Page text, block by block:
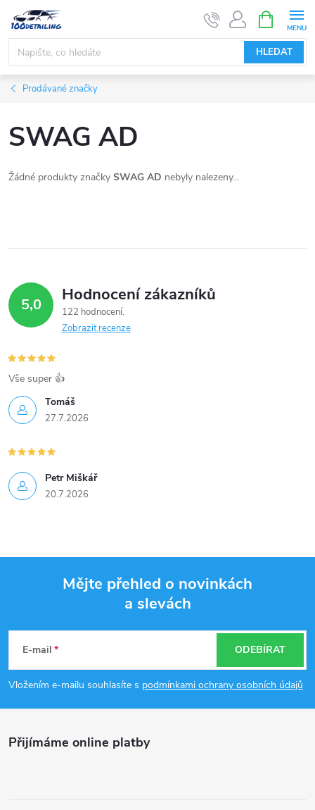
obsah
HLEDAT
NÁKUPNÍ
KOŠÍK
Prodávané značky
SWAG AD
Žádné produkty značky SWAG AD nebyly nalezeny...
5,0 Hodnocení zákazníků
122 hodnocení
Zobrazit recenze
Tomáš
27.7.2026
Vše super 👍
Petr Miškář
20.7.2026
p
a
Mějte přehled o novinkách
a slevách
E-mail
Vložením e-mailu souhlasíte s podmínkami ochrany osobních údajů
ODEBÍRAT
Přijímáme online platby